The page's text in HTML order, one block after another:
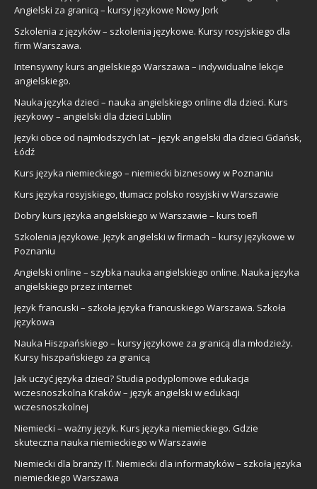
Angielski za granicą – kursy językowe Nowy Jork
Szkolenia z języków – szkolenia językowe. Kursy rosyjskiego dla
firm Warszawa.
Intensywny kurs angielskiego Warszawa – indywidualne lekcje
angielskiego.
Nauka języka dzieci – nauka angielskiego online dla dzieci. Kurs
językowy – angielski dla dzieci Lublin
Języki obce od najmłodszych lat – język angielski dla dzieci Gdańsk,
Łódź
Kurs języka niemieckiego – niemiecki biznesowy w Poznaniu
Kurs języka rosyjskiego, tłumacz polsko rosyjski w Warszawie
Dobry kurs języka angielskiego w Warszawie – kurs toefl
Szkolenia językowe. Język angielski w firmach – kursy językowe w
Poznaniu
Angielski online – szybka nauka angielskiego online. Nauka języka
angielskiego przez internet
Język francuski – szkoła języka francuskiego Warszawa. Szkoła
językowa
Nauka Hiszpańskiego – kursy językowe za granicą dla młodzieży.
Kursy hiszpańskiego za granicą
Jak uczyć języka dzieci? Studia podyplomowe edukacja
wczesnoszkolna Kraków – język angielski w edukacji
wczesnoszkolnej
Niemiecki – ważny język. Kurs języka niemieckiego. Gdzie
skuteczna nauka niemieckiego w Warszawie
Niemiecki dla branży IT. Niemiecki dla informatyków – szkoła języka
niemieckiego Warszawa